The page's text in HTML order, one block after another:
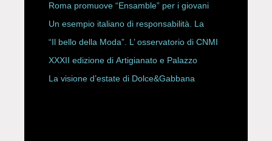
Storici
Roma promuove “Ensamble” per i giovani
Un esempio italiano di responsabilità. La
Rete Slow Fiber
“Il bello della Moda”. L’ osservatorio di CNMI
XXXII edizione di Artigianato e Palazzo
La visione d’estate di Dolce&Gabbana